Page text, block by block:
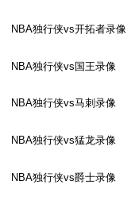
NBA独行侠vs开拓者录像
NBA独行侠vs国王录像
NBA独行侠vs马刺录像
NBA独行侠vs猛龙录像
NBA独行侠vs爵士录像